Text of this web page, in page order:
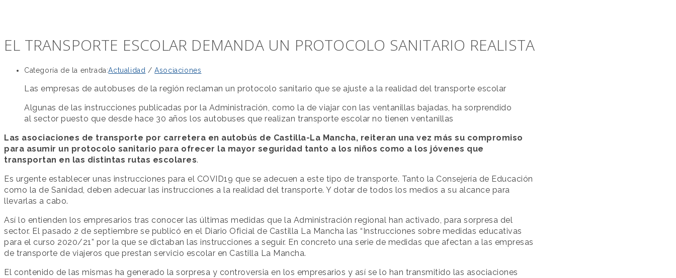
EL TRANSPORTE ESCOLAR DEMANDA UN PROTOCOLO SANITARIO REALISTA
Categoría de la entrada:Actualidad / Asociaciones
Las empresas de autobuses de la región reclaman un protocolo sanitario que se ajuste a la realidad del transporte escolar
Algunas de las instrucciones publicadas por la Administración, como la de viajar con las ventanillas bajadas, ha sorprendido
al sector puesto que desde hace 30 años los autobuses que realizan transporte escolar no tienen ventanillas
Las asociaciones de transporte por carretera en autobús de Castilla-La Mancha, reiteran una vez más su compromiso
para asumir un protocolo sanitario para ofrecer la mayor seguridad tanto a los niños como a los jóvenes que
transportan en las distintas rutas escolares.
Es urgente establecer unas instrucciones para el COVID19 que se adecuen a este tipo de transporte. Tanto la Consejería de Educación
como la de Sanidad, deben adecuar las instrucciones a la realidad del transporte. Y dotar de todos los medios a su alcance para
llevarlas a cabo.
Así lo entienden los empresarios tras conocer las últimas medidas que la Administración regional han activado, para sorpresa del
sector. El pasado 2 de septiembre se publicó en el Diario Oficial de Castilla La Mancha las “Instrucciones sobre medidas educativas
para el curso 2020/21” por la que se dictaban las instrucciones a seguir. En concreto una serie de medidas que afectan a las empresas
de transporte de viajeros que prestan servicio escolar en Castilla La Mancha.
El contenido de las mismas ha generado la sorpresa y controversia en los empresarios y así se lo han transmitido las asociaciones